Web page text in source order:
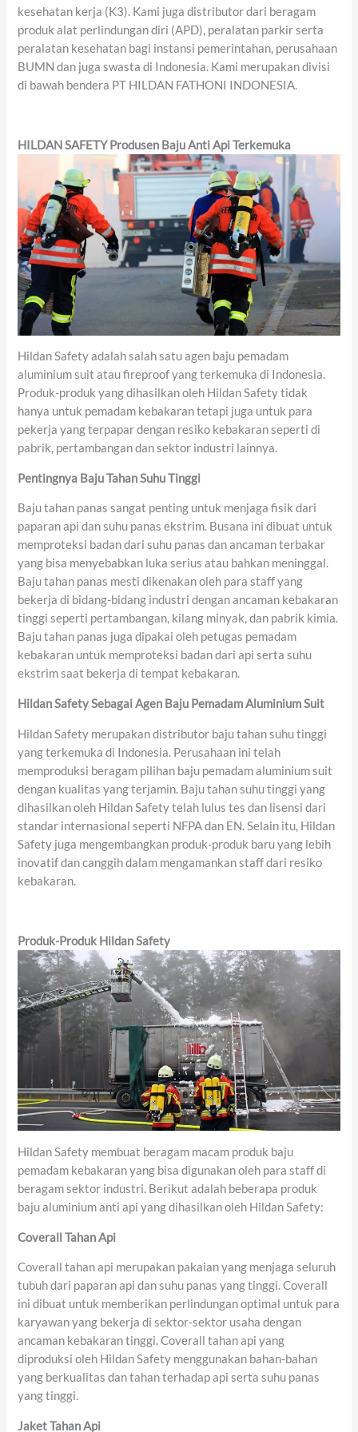
kesehatan kerja (K3). Kami juga distributor dari beragam
produk alat perlindungan diri (APD), peralatan parkir serta
peralatan kesehatan bagi instansi pemerintahan, perusahaan
BUMN dan juga swasta di Indonesia. Kami merupakan divisi
di bawah bendera PT HILDAN FATHONI INDONESIA.
HILDAN SAFETY Produsen Baju Anti Api Terkemuka
Hildan Safety adalah salah satu agen baju pemadam
aluminium suit atau fireproof yang terkemuka di Indonesia.
Produk-produk yang dihasilkan oleh Hildan Safety tidak
hanya untuk pemadam kebakaran tetapi juga untuk para
pekerja yang terpapar dengan resiko kebakaran seperti di
pabrik, pertambangan dan sektor industri lainnya.
Pentingnya Baju Tahan Suhu Tinggi
Baju tahan panas sangat penting untuk menjaga fisik dari
paparan api dan suhu panas ekstrim. Busana ini dibuat untuk
memproteksi badan dari suhu panas dan ancaman terbakar
yang bisa menyebabkan luka serius atau bahkan meninggal.
Baju tahan panas mesti dikenakan oleh para staff yang
bekerja di bidang-bidang industri dengan ancaman kebakaran
tinggi seperti pertambangan, kilang minyak, dan pabrik kimia.
Baju tahan panas juga dipakai oleh petugas pemadam
kebakaran untuk memproteksi badan dari api serta suhu
ekstrim saat bekerja di tempat kebakaran.
Hildan Safety Sebagai Agen Baju Pemadam Aluminium Suit
Hildan Safety merupakan distributor baju tahan suhu tinggi
yang terkemuka di Indonesia. Perusahaan ini telah
memproduksi beragam pilihan baju pemadam aluminium suit
dengan kualitas yang terjamin. Baju tahan suhu tinggi yang
dihasilkan oleh Hildan Safety telah lulus tes dan lisensi dari
standar internasional seperti NFPA dan EN. Selain itu, Hildan
Safety juga mengembangkan produk-produk baru yang lebih
inovatif dan canggih dalam mengamankan staff dari resiko
kebakaran.
Produk-Produk Hildan Safety
Hildan Safety membuat beragam macam produk baju
pemadam kebakaran yang bisa digunakan oleh para staff di
beragam sektor industri. Berikut adalah beberapa produk
baju aluminium anti api yang dihasilkan oleh Hildan Safety:
Coverall Tahan Api
Coverall tahan api merupakan pakaian yang menjaga seluruh
tubuh dari paparan api dan suhu panas yang tinggi. Coverall
ini dibuat untuk memberikan perlindungan optimal untuk para
karyawan yang bekerja di sektor-sektor usaha dengan
ancaman kebakaran tinggi. Coverall tahan api yang
diproduksi oleh Hildan Safety menggunakan bahan-bahan
yang berkualitas dan tahan terhadap api serta suhu panas
yang tinggi.
Jaket Tahan Api